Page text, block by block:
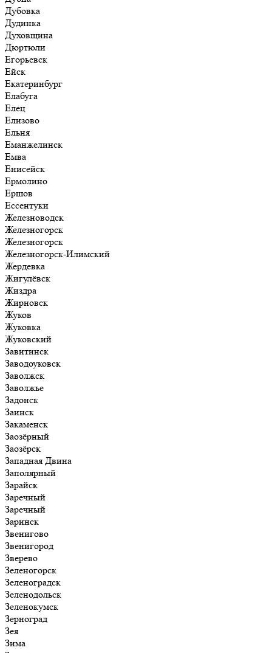
Дубовка
Дудинка
Духовщина
Дюртюли
Егорьевск
Ейск
Екатеринбург
Елабуга
Елец
Елизово
Ельня
Еманжелинск
Емва
Енисейск
Ермолино
Ершов
Ессентуки
Железноводск
Железногорск
Железногорск
Железногорск-Илимский
Жердевка
Жигулёвск
Жиздра
Жирновск
Жуков
Жуковка
Жуковский
Завитинск
Заводоуковск
Заволжск
Заволжье
Задонск
Заинск
Закаменск
Заозёрный
Заозёрск
Западная Двина
Заполярный
Зарайск
Заречный
Заречный
Заринск
Звенигово
Звенигород
Зверево
Зеленогорск
Зеленоградск
Зеленодольск
Зеленокумск
Зерноград
Зея
Зима